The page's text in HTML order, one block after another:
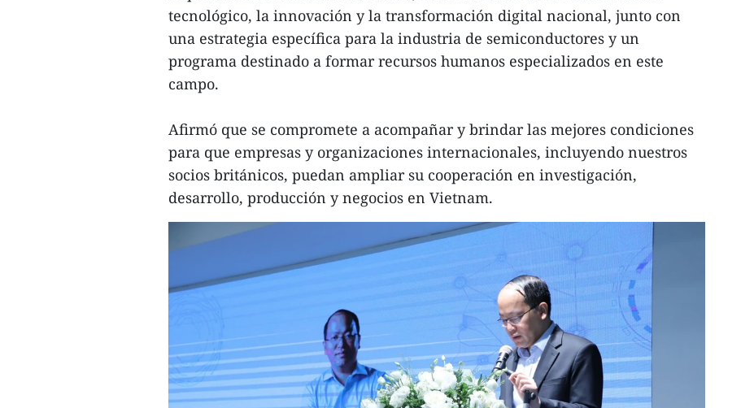
tecnológico, la innovación y la transformación digital nacional, junto con
una estrategia específica para la industria de semiconductores y un
programa destinado a formar recursos humanos especializados en este
campo.
Afirmó que se compromete a acompañar y brindar las mejores condiciones
para que empresas y organizaciones internacionales, incluyendo nuestros
socios británicos, puedan ampliar su cooperación en investigación,
desarrollo, producción y negocios en Vietnam.